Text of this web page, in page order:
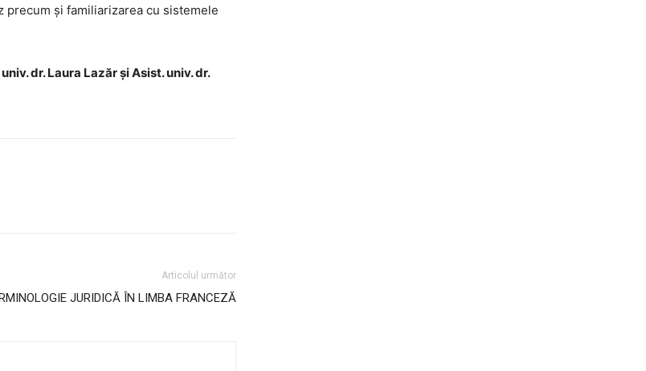
și familiarizarea cu sistemele
dr. Laura Lazăr și Asist. univ. dr.
Articolul următor
JURIDICĂ ÎN LIMBA FRANCEZĂ